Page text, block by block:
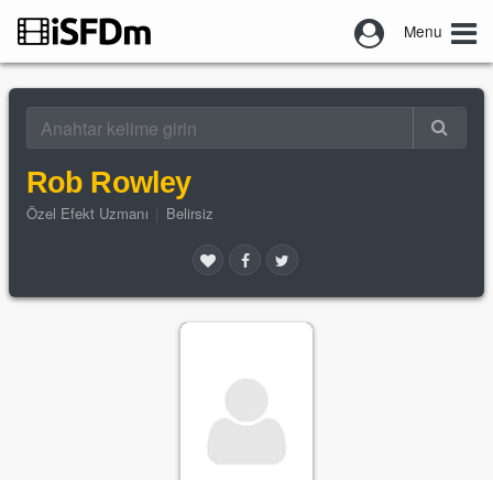
Menu
Rob Rowley
Özel Efekt Uzmanı Belirsiz